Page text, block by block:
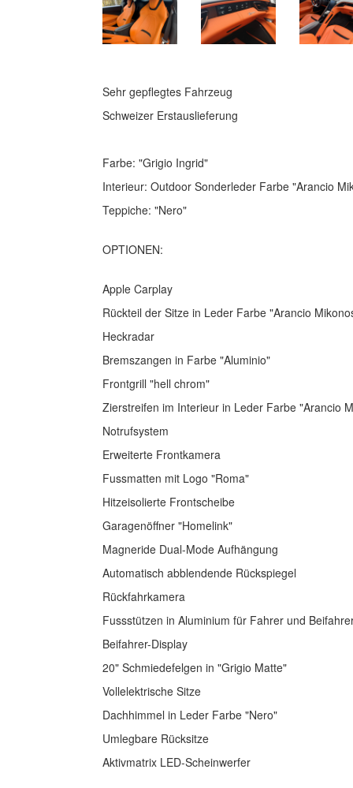
Sehr gepflegtes Fahrzeug
Schweizer Erstauslieferung
Farbe: "Grigio Ingrid"
Interieur: Outdoor Sonderleder Farbe "Arancio
Teppiche: "Nero"
OPTIONEN:
Apple Carplay
Rückteil der Sitze in Leder Farbe "Arancio
Heckradar
Bremszangen in Farbe "Aluminio"
Frontgrill "hell chrom"
Zierstreifen im Interieur in Leder Farbe "Arancio
Notrufsystem
Erweiterte Frontkamera
Fussmatten mit Logo "Roma"
Hitzeisolierte Frontscheibe
Garagenöffner "Homelink"
Magneride Dual-Mode Aufhängung
Automatisch abblendende Rückspiegel
Rückfahrkamera
Fussstützen in Aluminium für Fahrer und
Beifahrer-Display
20" Schmiedefelgen in "Grigio Matte"
Vollelektrische Sitze
Dachhimmel in Leder Farbe "Nero"
Umlegbare Rücksitze
Aktivmatrix LED-Scheinwerfer